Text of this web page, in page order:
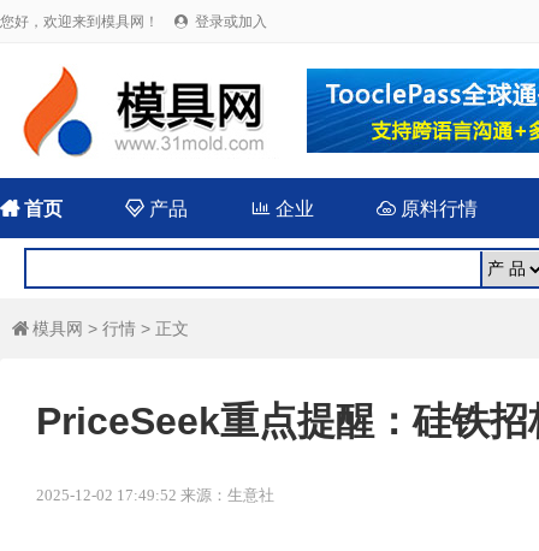
您好，欢迎来到模具网！  登录或加入
首页  产品 企业 原料行情
 模具网 > 行情 > 正文
PriceSeek重点提醒：硅铁
2025-12-02 17:49:52 来源：生意社